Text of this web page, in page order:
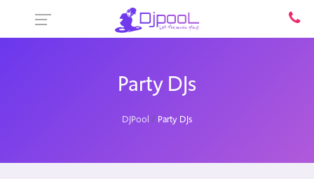
Party DJs
DJPool Party DJs